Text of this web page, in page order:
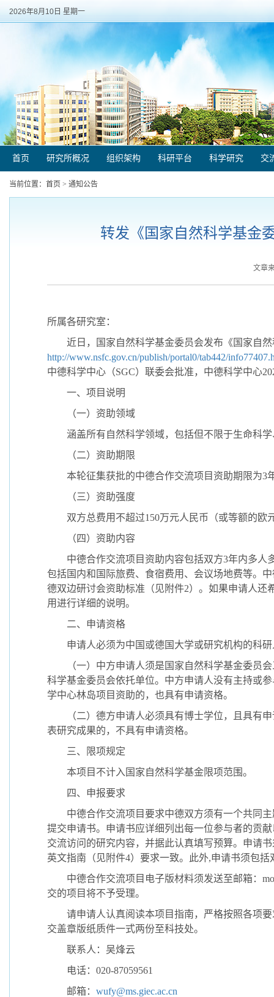
2026年8月10日 星期一
首页 研究所概况 组织架构 科研平台 科学研究 交
当前位置： 首页 > 通知公告
转发《国家自然科学基金
文章
所属各研究室：
近日，国家自然科学基金委员会发布《国家自然
http://www.nsfc.gov.cn/publish/portal0/tab442/
中德科学中心（SGC）联委会批准，中德科学中心
一、项目说明
（一）资助领域
涵盖所有自然科学领域，包括但不限于生命科学
（二）资助期限
本轮征集获批的中德合作交流项目资助期限为3年
（三）资助强度
双方总费用不超过150万元人民币（或等额的欧
（四）资助内容
中德合作交流项目资助内容包括双方3年内多人
包括国内和国际旅费、食宿费用、会议场地费等。
德双边研讨会资助标准（见附件2）。如果申请人
用进行详细的说明。
二、申请资格
申请人必须为中国或德国大学或研究机构的科研
（一）中方申请人须是国家自然科学基金委员会
科学基金委员会依托单位。中方申请人没有主持或
学中心林岛项目资助的，也具有申请资格。
（二）德方申请人必须具有博士学位，且具有申
表研究成果的，不具有申请资格。
三、限项规定
本项目不计入国家自然科学基金限项范围。
四、申报要求
中德合作交流项目要求中德双方须有一个共同主
提交申请书。申请书应详细列出每一位参与者的贡
交流访问的研究内容，并据此认真填写预算。申请
英文指南（见附件4）要求一致。此外,申请书须包
中德合作交流项目电子版材料须发送至邮箱：
交的项目将不予受理。
请申请人认真阅读本项目指南，严格按照各项要
交盖章版纸质件一式两份至科技处。
联系人：吴烽云
电话：020-87059561
邮箱： wufy@ms.giec.ac.cn